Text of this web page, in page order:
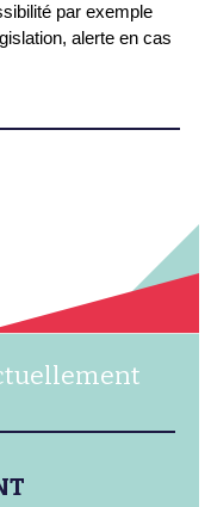
par exemple
alerte en cas